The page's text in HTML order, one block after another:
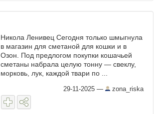
Никола Ленивец Сегодня только шмыгнула
в магазин для сметаной для кошки и в
Озон. Под предлогом покупки кошачьей
сметаны набрала целую тонну — свеклу,
морковь, лук, каждой твари по ...
29-11-2025 — zona_riska